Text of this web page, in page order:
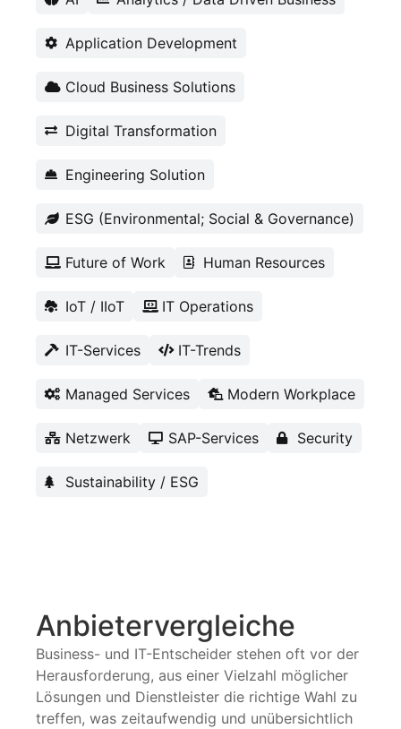
Application Development
Cloud Business Solutions
Digital Transformation
Engineering Solution
ESG (Environmental; Social & Governance)
Future of Work Human Resources
IoT / IIoT IT Operations
IT-Services IT-Trends
Managed Services Modern Workplace
Netzwerk SAP-Services Security
Sustainability / ESG
Anbietervergleiche
Business- und IT-Entscheider stehen oft vor der
Herausforderung, aus einer Vielzahl möglicher
Lösungen und Dienstleister die richtige Wahl zu
treffen, was zeitaufwendig und unübersichtlich